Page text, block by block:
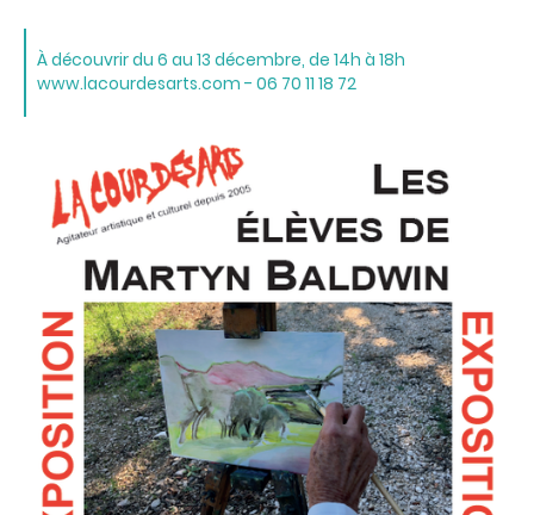
À découvrir du 6 au 13 décembre, de 14h à 18h
www.lacourdesarts.com - 06 70 11 18 72